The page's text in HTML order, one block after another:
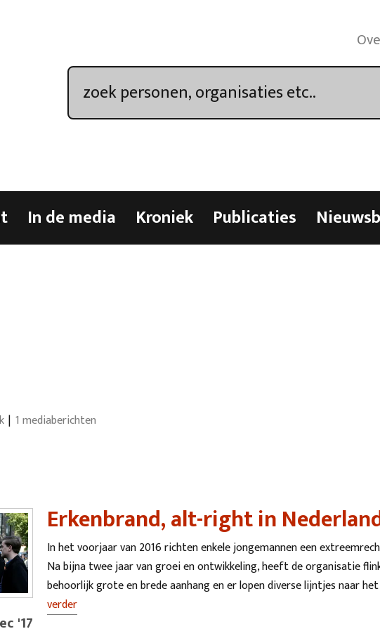
In de media Kroniek Publicaties
1 mediaberichten
'17
Erkenbrand, alt-right in
In het voorjaar van 2016 richten enkele jongemannen een
Na bijna twee jaar van groei en ontwikkeling, heeft de organisatie
behoorlijk grote en brede aanhang en er lopen diverse lijntjes naar
verder